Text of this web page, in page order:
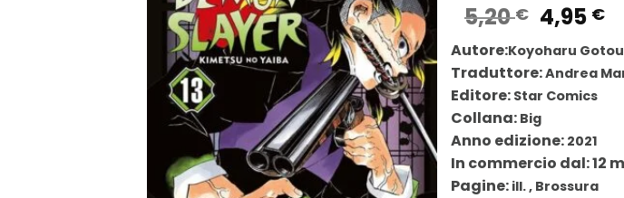
5,20€ Il
prezzo
era:
5,20 €.
4,95 €Il
è:
Autore:Koyoharu
Traduttore:Andrea
Editore: Star Comics
Collana: Big
Anno edizione: 2021
In commercio dal: 12
Pagine: ill. , Brossura